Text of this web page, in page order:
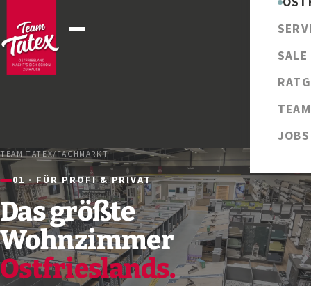
TEAM
JOBS
TEAM TATEX/FACHMARKT
01 · FÜR PROFI & PRIVAT
Das größte
Wohnzimmer
Ostfrieslands.